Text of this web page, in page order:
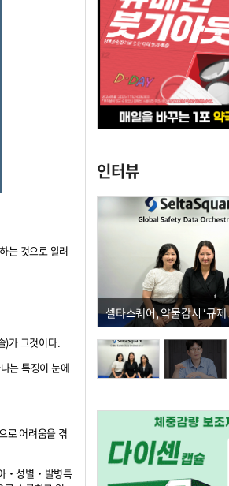
는 것으로 알려
)가 그것이다.
는 특징이 눈에
로 어려움을 겪
아‧성별‧발병특
인터뷰